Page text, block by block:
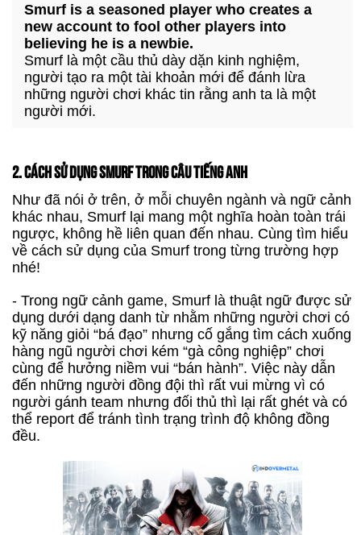
Smurf is a seasoned player who creates a
new account to fool other players into
believing he is a newbie.
Smurf là một cầu thủ dày dặn kinh nghiệm,
người tạo ra một tài khoản mới để đánh lừa
những người chơi khác tin rằng anh ta là một
người mới.
2. CÁCH SỬ DỤNG SMURF TRONG CÂU TIẾNG ANH
Như đã nói ở trên, ở mỗi chuyên ngành và ngữ cảnh
khác nhau, Smurf lại mang một nghĩa hoàn toàn trái
ngược, không hề liên quan đến nhau. Cùng tìm hiểu
về cách sử dụng của Smurf trong từng trường hợp
nhé!
- Trong ngữ cảnh game, Smurf là thuật ngữ được sử
dụng dưới dạng danh từ nhằm những người chơi có
kỹ năng giỏi “bá đạo” nhưng cố gắng tìm cách xuống
hàng ngũ người chơi kém “gà công nghiệp” chơi
cùng để hưởng niềm vui “bán hành”. Việc này dẫn
đến những người đồng đội thì rất vui mừng vì có
người gánh team nhưng đối thủ thì lại rất ghét và có
thể report để tránh tình trạng trình độ không đồng
đều.